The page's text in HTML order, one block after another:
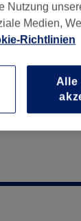
Nutzung
Medien,
Richtlinien
Alle